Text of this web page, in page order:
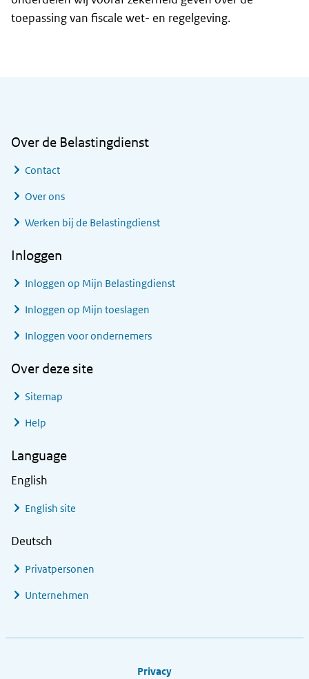
toepassing van fiscale wet- en regelgeving.
Over de Belastingdienst
Contact
Over ons
Werken bij de Belastingdienst
Inloggen
Inloggen op Mijn Belastingdienst
Inloggen op Mijn toeslagen
Inloggen voor ondernemers
Over deze site
Sitemap
Help
Language
English
English site
Deutsch
Privatpersonen
Unternehmen
Privacy